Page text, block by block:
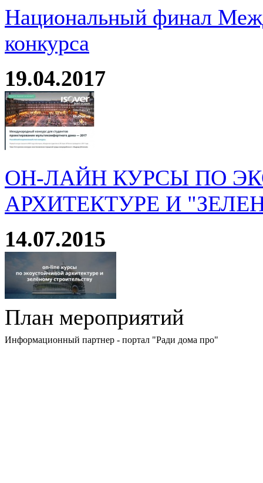
Национальный финал
конкурса
19.04.2017
ОН-ЛАЙН КУРСЫ ПО
АРХИТЕКТУРЕ И
14.07.2015
План мероприятий
Информационный партнер - портал "Ради дома про"